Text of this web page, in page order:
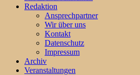
Redaktion
Ansprechpartner
Wir über uns
Kontakt
Datenschutz
Impressum
Archiv
Veranstaltungen